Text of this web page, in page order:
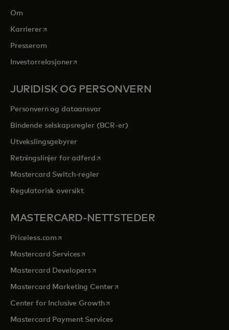
Om
Karriereropens in a new tab
Presserom
Investorrelasjoneropens in a new tab
JURIDISK OG PERSONVERN
Personvern og dataansvar
Bindende selskapsregler (BCR-er)
Utvekslingsgebyrer
Retningslinjer for adferdopens in a new tab
Mastercard Switch-regler
Regulatorisk oversikt
MASTERCARD-NETTSTEDER
Priceless.com opens in a new tab
Mastercard Servicesopens in a new tab
Mastercard Developersopens in a new tab
Mastercard Marketing Centeropens in a new tab
Center for Inclusive Growthopens in a new tab
Mastercard Payment Services